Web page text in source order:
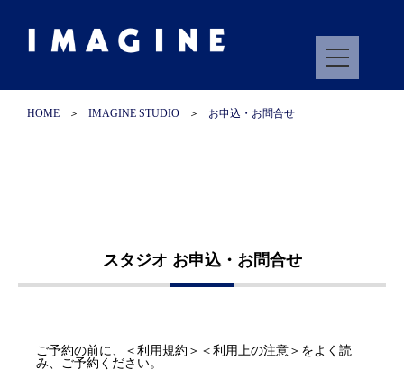
HOME ＞ IMAGINE STUDIO ＞ お申込・お問合せ
スタジオ お申込・お問合せ
ご予約の前に、
＜利用規約＞＜利用上の注意＞をよく読
み、ご予約ください。